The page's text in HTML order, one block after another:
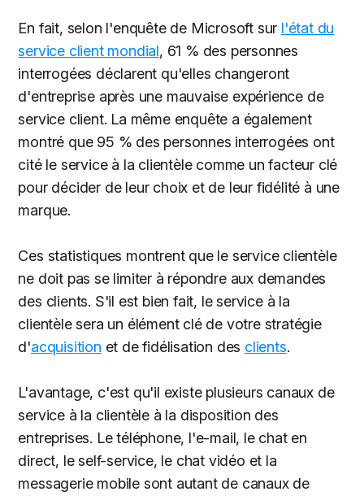
En fait, selon l'enquête de Microsoft sur l'état du
service client mondial, 61 % des personnes
interrogées déclarent qu'elles changeront
d'entreprise après une mauvaise expérience de
service client. La même enquête a également
montré que 95 % des personnes interrogées ont
cité le service à la clientèle comme un facteur clé
pour décider de leur choix et de leur fidélité à une
marque.
Ces statistiques montrent que le service clientèle
ne doit pas se limiter à répondre aux demandes
des clients. S'il est bien fait, le service à la
clientèle sera un élément clé de votre stratégie
d'acquisition et de fidélisation des clients.
L'avantage, c'est qu'il existe plusieurs canaux de
service à la clientèle à la disposition des
entreprises. Le téléphone, l'e-mail, le chat en
direct, le self-service, le chat vidéo et la
messagerie mobile sont autant de canaux de